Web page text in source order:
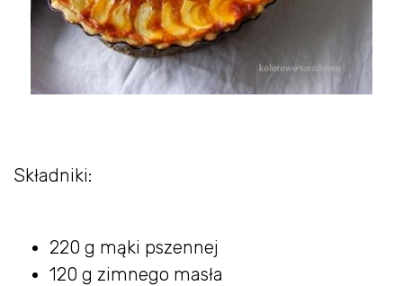
Składniki:
220 g mąki pszennej
120 g zimnego masła